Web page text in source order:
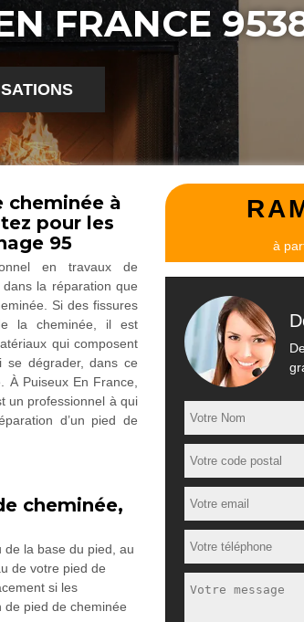
FRANCE
cheminée à
pour les
95
en travaux de
la réparation que
Si des fissures
la cheminée, il est
qui composent
se dégrader, dans ce
À Puiseux En France,
un professionnel à qui
d’un pied de
cheminée,
la base du pied, au
de votre pied de
si les
pied de cheminée
à